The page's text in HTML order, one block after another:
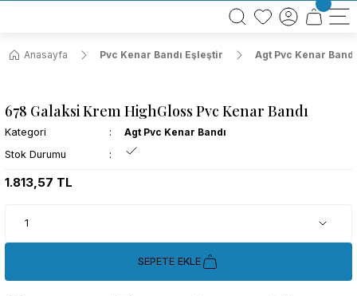
BÜTÜN ALIŞVERİŞLERİNİZDE KARGO BEDAVA!
TÜRKİYE GENELİNDE 10.000 MÜŞTERİ REFERANSI
Anasayfa
Pvc Kenar Bandı Eşleştir Agt Pvc Kenar Bandı
678 Galaksi Krem HighGloss Pvc Kenar Bandı
Kategori
Agt Pvc Kenar Bandı
Stok Durumu
1.813,57 TL
SEPETE EKLE